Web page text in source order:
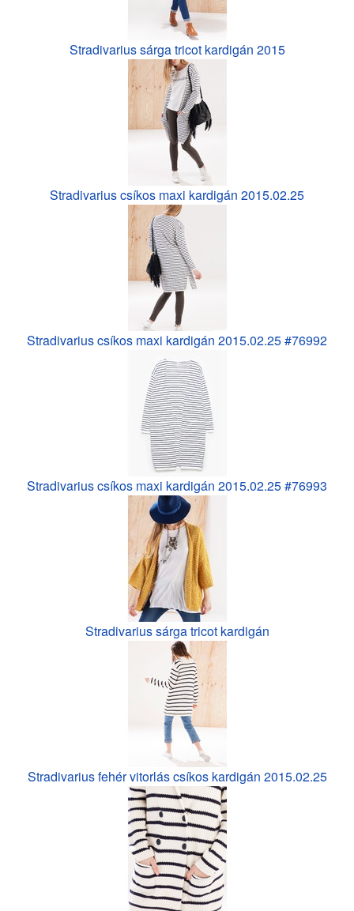
Stradivarius sárga tricot kardigán 2015
Stradivarius csíkos maxi kardigán 2015.02.25
Stradivarius csíkos maxi kardigán 2015.02.25 #76992
Stradivarius csíkos maxi kardigán 2015.02.25 #76993
Stradivarius sárga tricot kardigán
Stradivarius fehér vitorlás csíkos kardigán 2015.02.25